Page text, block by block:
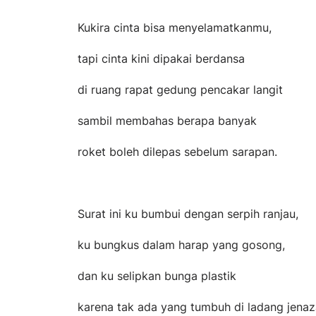
Kukira cinta bisa menyelamatkanmu,
tapi cinta kini dipakai berdansa
di ruang rapat gedung pencakar langit
sambil membahas berapa banyak
roket boleh dilepas sebelum sarapan.
Surat ini ku bumbui dengan serpih ranjau,
ku bungkus dalam harap yang gosong,
dan ku selipkan bunga plastik
karena tak ada yang tumbuh di ladang